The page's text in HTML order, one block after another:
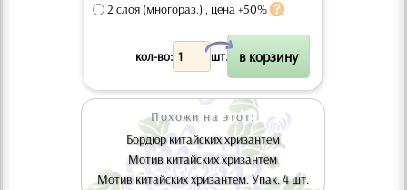
2 слоя (многораз.) , цена +50%
кол-во: шт.
X
Похожи на этот:
Бордюр китайских хризантем
Мотив китайских хризантем
Мотив китайских хризантем. Упак. 4 шт.